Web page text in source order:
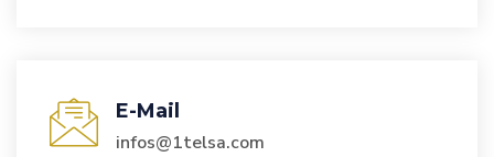
E-Mail
infos@1telsa.com